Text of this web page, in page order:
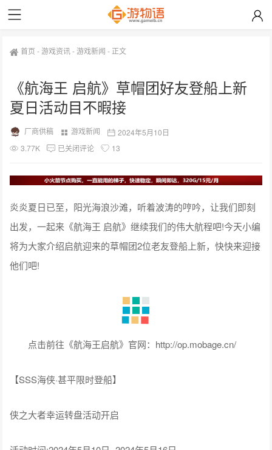
首页 -游戏资讯-游戏新闻 - 正文
《航海王 启航》草帽团好友登船上新
夏日活动目不暇接
厂商供稿 游戏新闻
2024年5月10日
3.77K
已关闭评论 13
炎炎夏日已至，阳光海浪沙滩，听着波涛的哼吟，让我们即刻
出发，一起来《航海王 启航》继续我们的伟大航程吧!今天小编
将为大家介绍启航迎来的草帽团2位老友登船上新，快快来迎接
他们吧!
点击前往《航海王启航》官网：http://op.mobage.cn/
【SSS海侠·甚平限时登船】
侠之大者幸运转盘活动开启